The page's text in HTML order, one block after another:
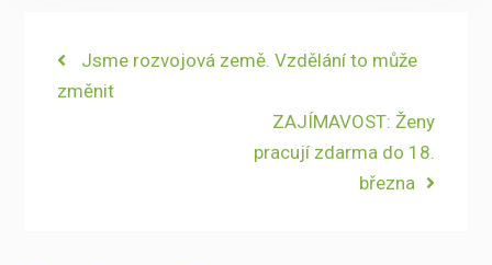
Navigace
pro
Previous
post:
Jsme rozvojová země. Vzdělání to může
změnit
Next
post:
ZAJÍMAVOST: ​Ženy
pracují zdarma do 18.
března